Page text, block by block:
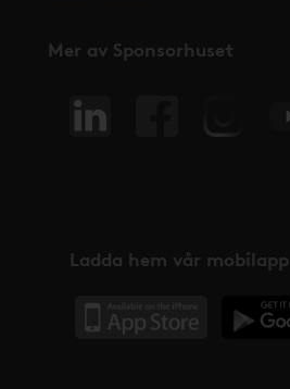
Mer av Sponsorhuset
Ladda hem vår mobilapp